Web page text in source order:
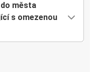
města
s omezenou